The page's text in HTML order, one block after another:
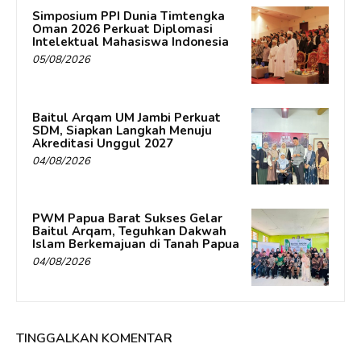
Simposium PPI Dunia Timtengka
Oman 2026 Perkuat Diplomasi
Intelektual Mahasiswa Indonesia
05/08/2026
Baitul Arqam UM Jambi Perkuat
SDM, Siapkan Langkah Menuju
Akreditasi Unggul 2027
04/08/2026
PWM Papua Barat Sukses Gelar
Baitul Arqam, Teguhkan Dakwah
Islam Berkemajuan di Tanah Papua
04/08/2026
TINGGALKAN KOMENTAR